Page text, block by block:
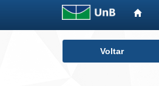
Voltar